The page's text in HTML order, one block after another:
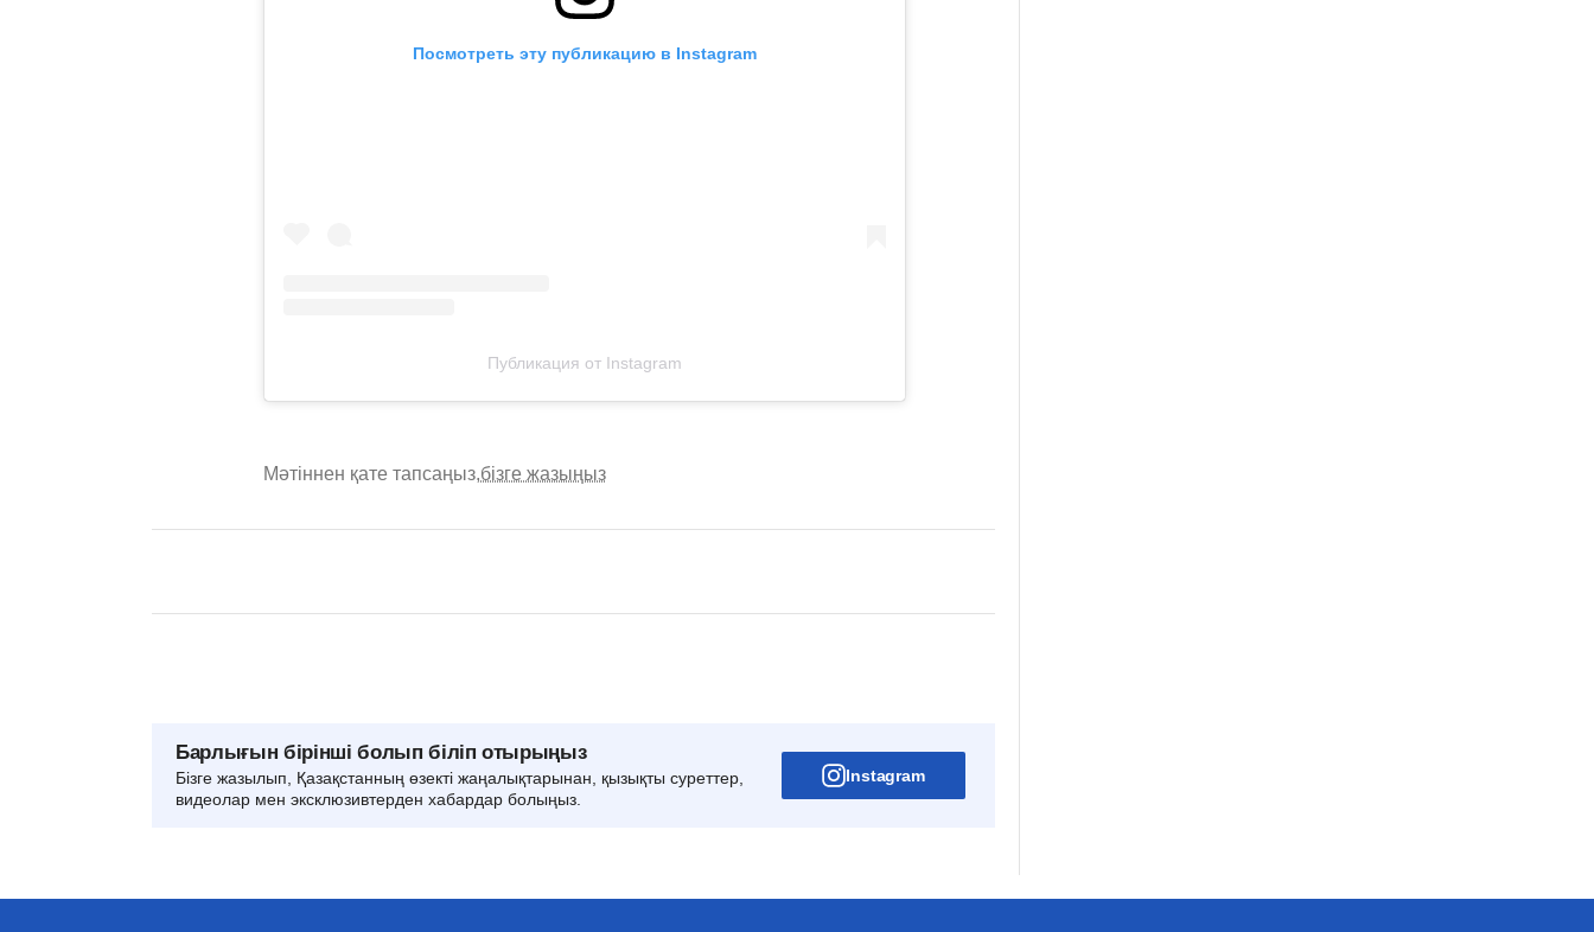
Посмотреть эту публикацию в Instagram
Публикация от Instagram
Мәтіннен қате тапсаңыз,бізге жазыңыз
Барлығын бірінші болып біліп отырыңыз
Бізге жазылып, Қазақстанның өзекті жаңалықтарынан, қызықты суреттер,
видеолар мен эксклюзивтерден хабардар болыңыз.
Instagram